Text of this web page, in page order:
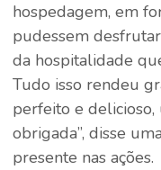
hospedagem, em
pudessem
da hospitalidade
Tudo isso rendeu
perfeito e
obrigada”, disse
presente nas ações.